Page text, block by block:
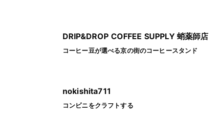
DRIP&DROP COFFEE SUPPLY 蛸薬師店
コーヒー豆が選べる京の街のコーヒースタンド
nokishita711
コンビニをクラフトする